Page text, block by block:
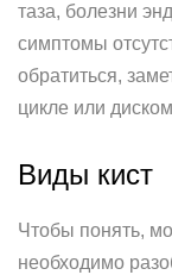
таза, болезни
симптомы
обратиться,
цикле или
Виды кист
Чтобы понять,
необходимо